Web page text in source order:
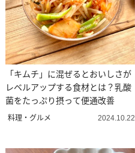
「キムチ」に混ぜるとおいしさが
レベルアップする食材とは？乳酸
菌をたっぷり摂って便通改善
料理・グルメ 2024.10.22